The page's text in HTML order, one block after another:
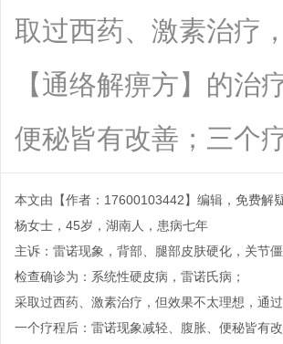
取过西药、激素治疗
【通络解痹方】的治
便秘皆有改善；三个
本文由【作者：17600103442】编辑，免费解
杨女士，45岁，湖南人，患病七年
主诉：雷诺现象，背部、腿部皮肤硬化，关节
检查确诊为：系统性硬皮病，雷诺氏病；
采取过西药、激素治疗，但效果不太理想，通
一个疗程后：雷诺现象减轻、腹胀、便秘皆有改